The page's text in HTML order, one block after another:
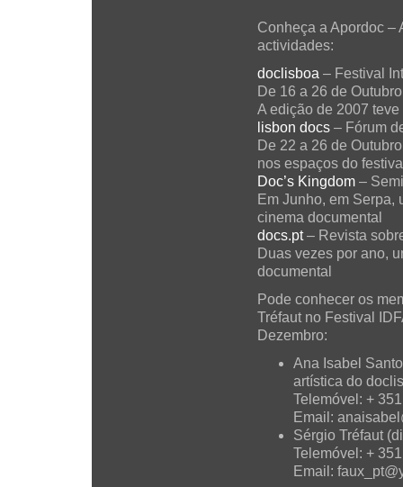
Conheça a Apordoc –
actividades:
doclisboa – Festival
De 16 a 26 de
A edição de 2007
lisbon docs – Fórum
De 22 a 26 de
nos espaços do
Doc’s Kingdom –
Em Junho, em
cinema documental
docs.pt– Revista
Duas vezes por ano,
documental
Pode conhecer os
Tréfaut no Festival
Dezembro:
Ana Isabel
artística do
Telemóvel: +
Email:
Sérgio Tréfaut
Telemóvel: +
Email: